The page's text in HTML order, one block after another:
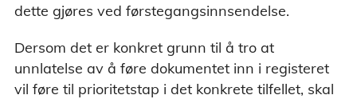
dette gjøres ved førstegangsinnsendelse.
Dersom det er konkret grunn til å tro at
unnlatelse av å føre dokumentet inn i registeret
vil føre til prioritetstap i det konkrete tilfellet, skal